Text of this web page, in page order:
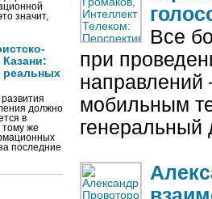
значит,
реальных
должно
в
тому же
последние
Все
при
направлений
мобильным
генеральный